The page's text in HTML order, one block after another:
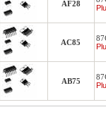
AF28
AC85
AB75